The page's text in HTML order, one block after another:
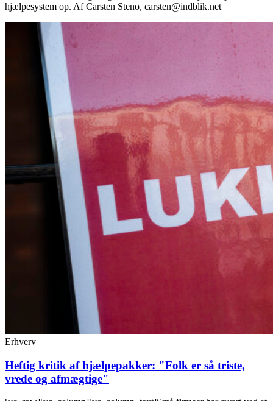
hjælpesystem op. Af Carsten Steno, carsten@indblik.net
Erhverv
Heftig kritik af hjælpepakker: "Folk er så triste,
vrede og afmægtige"